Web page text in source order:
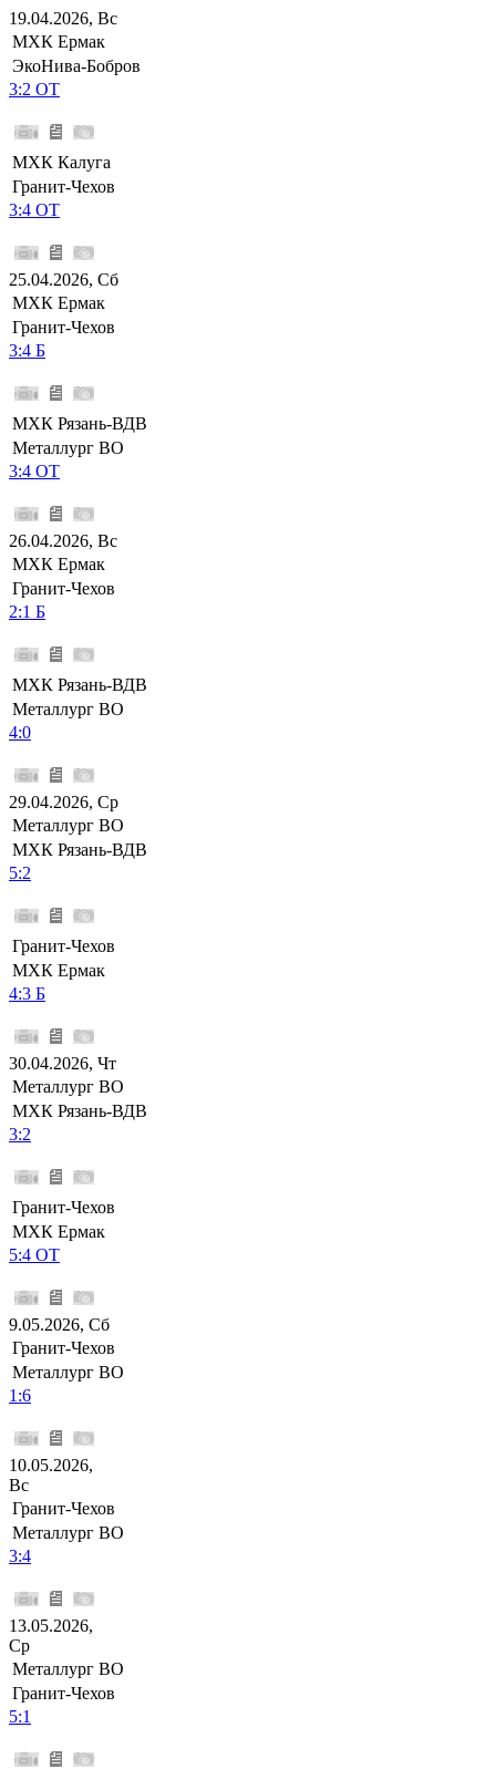
19.04.2026, Вс
МХК Ермак
ЭкоНива-Бобров
3:2 ОТ
МХК Калуга
Гранит-Чехов
3:4 ОТ
25.04.2026, Сб
МХК Ермак
Гранит-Чехов
3:4 Б
МХК Рязань-ВДВ
Металлург ВО
3:4 ОТ
26.04.2026, Вс
МХК Ермак
Гранит-Чехов
2:1 Б
МХК Рязань-ВДВ
Металлург ВО
4:0
29.04.2026, Ср
Металлург ВО
МХК Рязань-ВДВ
5:2
Гранит-Чехов
МХК Ермак
4:3 Б
30.04.2026, Чт
Металлург ВО
МХК Рязань-ВДВ
3:2
Гранит-Чехов
МХК Ермак
5:4 ОТ
9.05.2026, Сб
Гранит-Чехов
Металлург ВО
1:6
10.05.2026,
Вс
Гранит-Чехов
Металлург ВО
3:4
13.05.2026,
Ср
Металлург ВО
Гранит-Чехов
5:1